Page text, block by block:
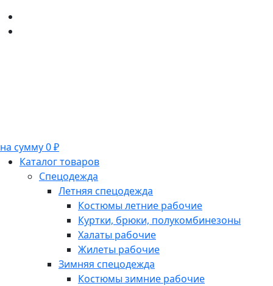
на сумму 0 ₽
Каталог товаров
Спецодежда
Летняя спецодежда
Костюмы летние рабочие
Куртки, брюки, полукомбинезоны
Халаты рабочие
Жилеты рабочие
Зимняя спецодежда
Костюмы зимние рабочие